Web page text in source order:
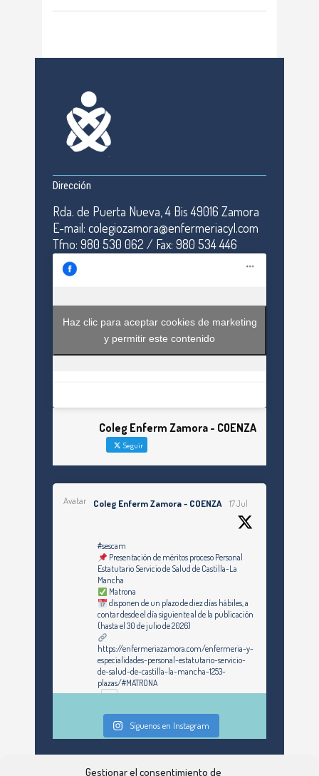
Gestionar el consentimiento de
Dirección
Rda. de Puerta Nueva, 4 Bis 49016 Zamora
E-mail: colegiozamora@enfermeriacyl.com
Tfno: 980 530 062 / Fax: 980 534 446
Haz clic para aceptar cookies de marketing
y permitir este contenido
Coleg Enferm Zamora - COENZA
Seguir
Avatar Coleg Enferm Zamora - COENZA 17 Jul
#sescam
Presentación de méritos proceso Personal
Estatutario Servicio de Salud de Castilla-La
Mancha
Matrona
disponen de un plazo de diez días hábiles, a
contar desde el día siguiente al de la publicación
(hasta el 30 de julio de 2026)
https://enfermeriazamora.com/enfermeria-y-
especialidades-personal-estatutario-servicio-
de-salud-de-castilla-la-mancha-1253-
plazas/#MATRONA
Twitter
Síguenos en Instagram